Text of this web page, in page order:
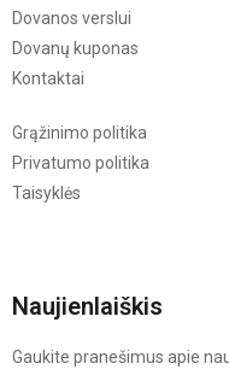
Dovanos verslui
Dovanų kuponas
Kontaktai
Grąžinimo politika
Privatumo politika
Taisyklės
Naujienlaiškis
Gaukite pranešimus apie